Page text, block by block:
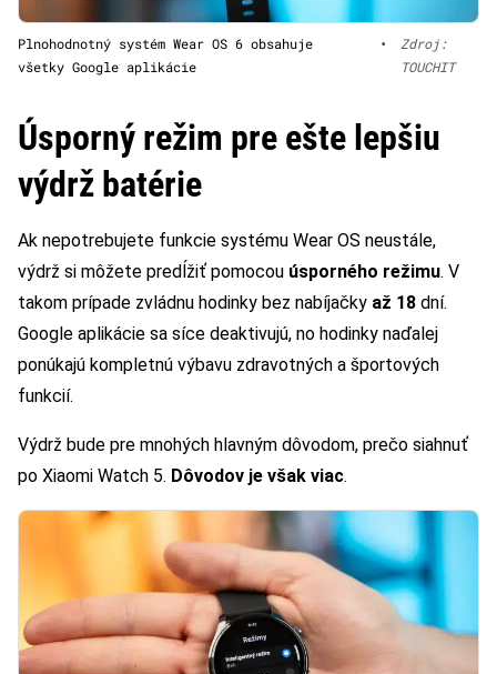
Plnohodnotný systém Wear OS 6 obsahuje
všetky Google aplikácie
•
Zdroj:
TOUCHIT
Úsporný režim pre ešte lepšiu
výdrž batérie
Ak nepotrebujete funkcie systému Wear OS neustále,
výdrž si môžete predĺžiť pomocou úsporného režimu. V
takom prípade zvládnu hodinky bez nabíjačky až 18 dní.
Google aplikácie sa síce deaktivujú, no hodinky naďalej
ponúkajú kompletnú výbavu zdravotných a športových
funkcií.
Výdrž bude pre mnohých hlavným dôvodom, prečo siahnuť
po Xiaomi Watch 5. Dôvodov je však viac.